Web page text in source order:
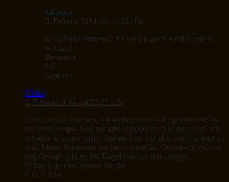
sabienes
3. Februar 2014 um 11:29 Uhr
@Gedankenkruemel: Es wird ja auch wieder anders
werden!
Bestimmt.
LG
Sabienes
Ulrike
2. Februar 2014 um 22:25 Uhr
Schön schauen sie aus, die kleinen bunten Engelchen die du
uns heute zeigst. Von mir gibt es heute noch keinen Post. Ich
schreibe ja immer einige Zeilen dazu und das wird mir jetzt zu
spät. Meine Prinzessin hat heute ihren 24. Geburtstag gefeiert
und deshalb gibt es den Engel von mir erst morgen.
Wünsch dir eine schöne Woche
L.G. Ulrike